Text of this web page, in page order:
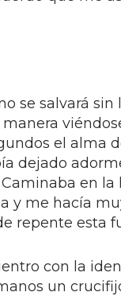
se salvará
el alma
dejado
en
y me hacía
repente esta
con la
un